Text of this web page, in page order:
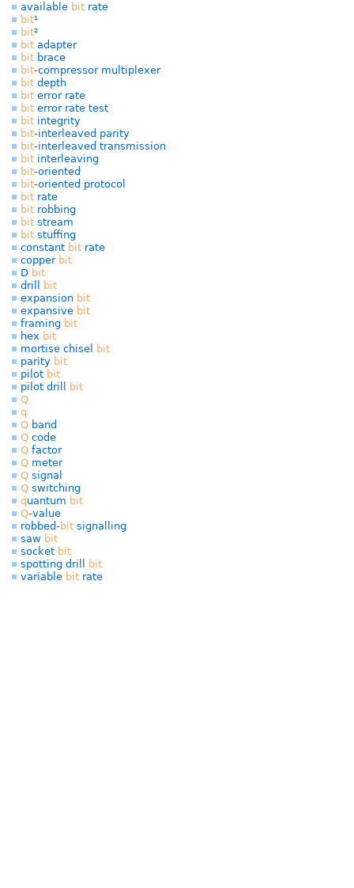
available bit rate
bit¹
bit²
bit adapter
bit brace
bit-compressor multiplexer
bit depth
bit error rate
bit error rate test
bit integrity
bit-interleaved parity
bit-interleaved transmission
bit interleaving
bit-oriented
bit-oriented protocol
bit rate
bit robbing
bit stream
bit stuffing
constant bit rate
copper bit
D bit
drill
bit
expansion bit
expansive bit
framing bit
hex bit
mortise chisel
bit
parity bit
pilot bit
pilot drill
bit
Q
q
Q band
Q code
Q factor
Q meter
Q signal
Q switching
quantum bit
Q-value
robbed- bit signalling
saw bit
socket bit
spotting drill
bit
variable bit rate